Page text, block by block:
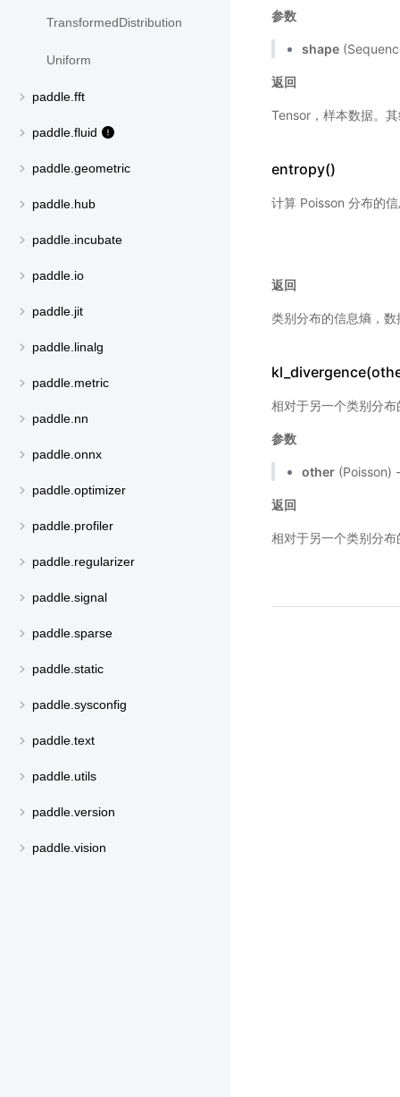
TransformedDistribution
Uniform
paddle.fft
paddle.fluid
paddle.geometric
paddle.hub
paddle.incubate
paddle.io
paddle.jit
paddle.linalg
paddle.metric
paddle.nn
paddle.onnx
paddle.optimizer
paddle.profiler
paddle.regularizer
paddle.signal
paddle.sparse
paddle.static
paddle.sysconfig
paddle.text
paddle.utils
paddle.version
paddle.vision
参数
shape
返回
Tensor，样本数据。
entropy()
计算 Poisson 分布的
返回
类别分布的信息熵，
相对于另一个类别分
参数
other (Poisson)
返回
相对于另一个类别分